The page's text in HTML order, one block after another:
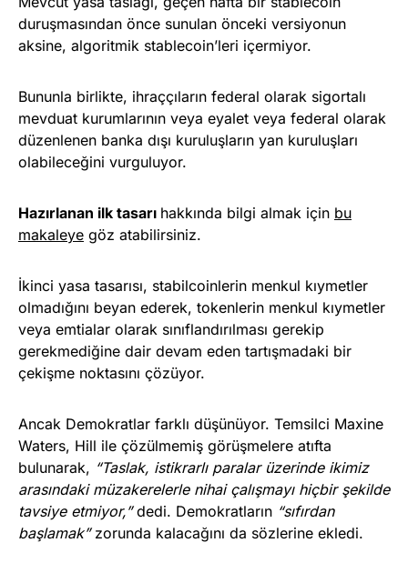
duruşmasından önce sunulan önceki versiyonun
aksine, algoritmik stablecoin’leri içermiyor.
Bununla birlikte, ihraççıların federal olarak sigortalı
mevduat kurumlarının veya eyalet veya federal olarak
düzenlenen banka dışı kuruluşların yan kuruluşları
olabileceğini vurguluyor.
Hazırlanan ilk tasarı hakkında bilgi almak için bu
makaleye göz atabilirsiniz.
İkinci yasa tasarısı, stabilcoinlerin menkul kıymetler
olmadığını beyan ederek, tokenlerin menkul kıymetler
veya emtialar olarak sınıflandırılması gerekip
gerekmediğine dair devam eden tartışmadaki bir
çekişme noktasını çözüyor.
Ancak Demokratlar farklı düşünüyor. Temsilci Maxine
Waters, Hill ile çözülmemiş görüşmelere atıfta
bulunarak, “Taslak, istikrarlı paralar üzerinde ikimiz
arasındaki müzakerelerle nihai çalışmayı hiçbir şekilde
tavsiye etmiyor,”dedi. Demokratların “sıfırdan
başlamak”zorunda kalacağını da sözlerine ekledi.